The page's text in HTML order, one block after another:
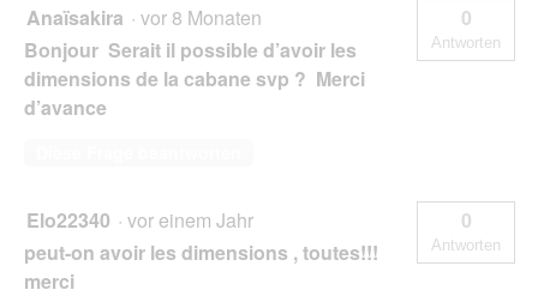
Anaïsakira · vor 8 Monaten
Bonjour Serait il possible d’avoir les
dimensions de la cabane svp ? Merci
d’avance
0
Antworten
Elo22340 · vor einem Jahr
peut-on avoir les dimensions , toutes!!!
merci
0
Antworten